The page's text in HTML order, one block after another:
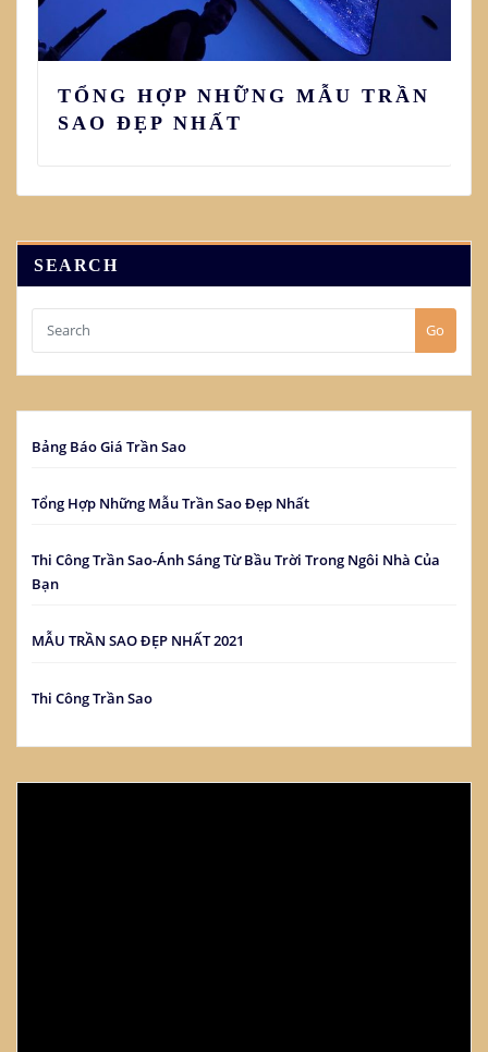
TỔNG HỢP NHỮNG MẪU TRẦN
SAO ĐẸP NHẤT
SEARCH
Go
Bảng Báo Giá Trần Sao
Tổng Hợp Những Mẫu Trần Sao Đẹp Nhất
Thi Công Trần Sao-Ánh Sáng Từ Bầu Trời Trong Ngôi Nhà Của
Bạn
MẪU TRẦN SAO ĐẸP NHẤT 2021
Thi Công Trần Sao